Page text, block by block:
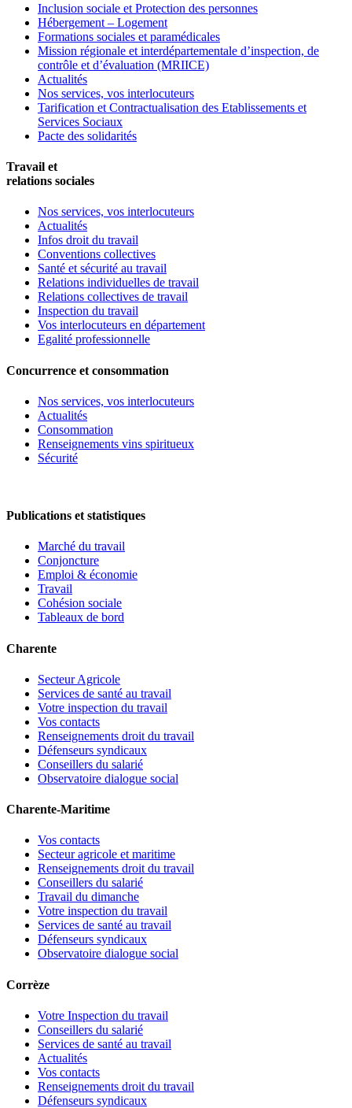
Inclusion sociale et Protection des personnes
Hébergement – Logement
Formations sociales et paramédicales
Mission régionale et interdépartementale d’inspection, de
contrôle et d’évaluation (MRIICE)
Actualités
Nos services, vos interlocuteurs
Tarification et Contractualisation des Etablissements et
Services Sociaux
Pacte des solidarités
Travail et
relations sociales
Nos services, vos interlocuteurs
Actualités
Infos droit du travail
Conventions collectives
Santé et sécurité au travail
Relations individuelles de travail
Relations collectives de travail
Inspection du travail
Vos interlocuteurs en département
Egalité professionnelle
Concurrence et consommation
Nos services, vos interlocuteurs
Actualités
Consommation
Renseignements vins spiritueux
Sécurité
Publications et statistiques
Marché du travail
Conjoncture
Emploi & économie
Travail
Cohésion sociale
Tableaux de bord
Charente
Secteur Agricole
Services de santé au travail
Votre inspection du travail
Vos contacts
Renseignements droit du travail
Défenseurs syndicaux
Conseillers du salarié
Observatoire dialogue social
Charente-Maritime
Vos contacts
Secteur agricole et maritime
Renseignements droit du travail
Conseillers du salarié
Travail du dimanche
Votre inspection du travail
Services de santé au travail
Défenseurs syndicaux
Observatoire dialogue social
Corrèze
Votre Inspection du travail
Conseillers du salarié
Services de santé au travail
Actualités
Vos contacts
Renseignements droit du travail
Défenseurs syndicaux